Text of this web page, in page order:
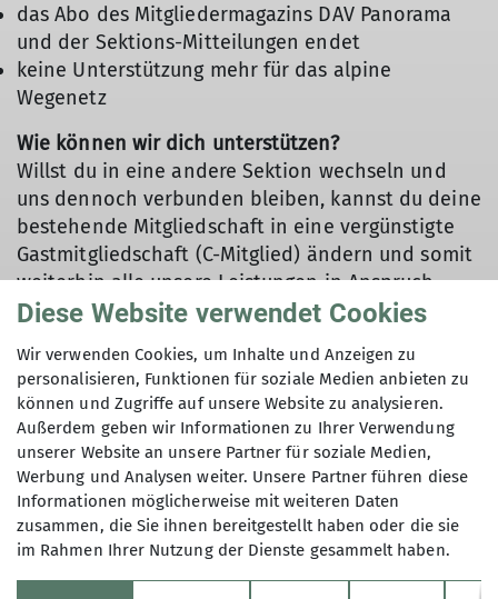
das Abo des Mitgliedermagazins DAV Panorama
und der Sektions-Mitteilungen endet
keine Unterstützung mehr für das alpine
Wegenetz
Wie können wir dich unterstützen?
Willst du in eine andere Sektion wechseln und
uns dennoch verbunden bleiben, kannst du deine
bestehende Mitgliedschaft in eine vergünstigte
Gastmitgliedschaft (C-Mitglied) ändern und somit
weiterhin alle unsere Leistungen in Anspruch
nehmen. Unter bestimmten Umständen ist es
anzubieten. Solltest du arbeitslos,
schwerbehindert oder alleinerziehend sein, nimm
bitte Kontakt mit uns auf und wir finden
gemeinsam eine Lösung.
Diese Website verwendet Cookies
Wir verwenden Cookies, um Inhalte und Anzeigen zu
personalisieren, Funktionen für soziale Medien anbieten zu
können und Zugriffe auf unsere Website zu analysieren.
Außerdem geben wir Informationen zu Ihrer Verwendung
unserer Website an unsere Partner für soziale Medien,
Werbung und Analysen weiter. Unsere Partner führen diese
Informationen möglicherweise mit weiteren Daten
zusammen, die Sie ihnen bereitgestellt haben oder die sie
im Rahmen Ihrer Nutzung der Dienste gesammelt haben.